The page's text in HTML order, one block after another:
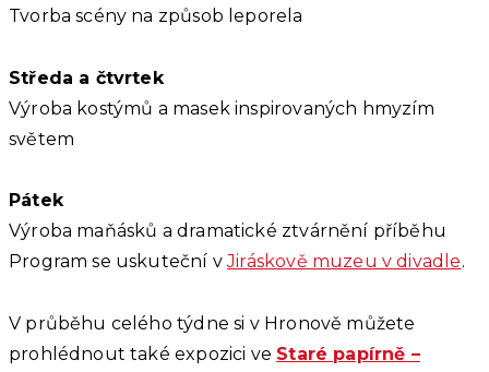
Tvorba scény na způsob leporela
Středa a čtvrtek
Výroba kostýmů a masek inspirovaných hmyzím
světem
Pátek
Výroba maňásků a dramatické ztvárnění příběhu
Program se uskuteční vJiráskově muzeu v divadle.
V průběhu celého týdne si v Hronově můžete
prohlédnout také expozici ve Staré papírně –